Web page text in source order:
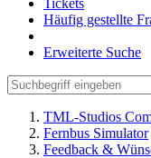
Tickets
Häufig gestellte
Erweiterte Suche
TML-Studios
Fernbus Simulator
Feedback &